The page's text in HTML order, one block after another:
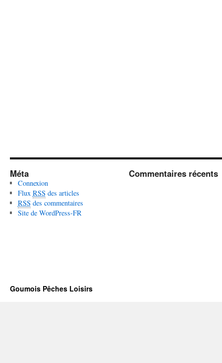
Méta
Connexion
Flux RSS des articles
RSS des commentaires
Site de WordPress-FR
Commentaires récents
Goumois Pêches Loisirs